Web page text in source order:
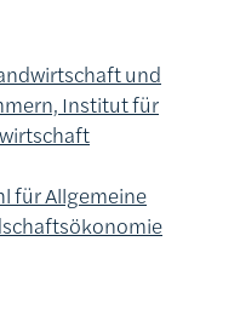
und
Institut für
für Allgemeine